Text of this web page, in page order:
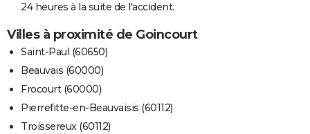
24 heures à la suite de l'accident.
Villes à proximité de Goincourt
Saint-Paul (60650)
Beauvais (60000)
Frocourt (60000)
Pierrefitte-en-Beauvaisis (60112)
Troissereux (60112)